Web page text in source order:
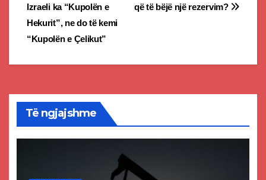
që të bëjë një rezervim?
Izraeli ka “Kupolën e
Hekurit”, ne do të kemi
“Kupolën e Çelikut”
Të ngjajshme